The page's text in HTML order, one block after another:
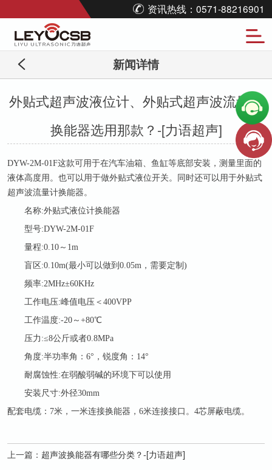
资讯热线：0571-88216901
新闻详情
外贴式超声波液位计、外贴式超声波流量计
换能器选用那款？-[力语超声]
DYW-2M-01F这款可用于在汽车油箱、鱼缸等底部安装，测量里面的
液体高度用。也可以用于做外贴式液位开关。同时还可以用于外贴式
超声波流量计换能器。
名称:外贴式液位计换能器
型号:DYW-2M-01F
量程:0.10～1m
盲区 :0.10m(最小可以做到0.05m，需要定制)
频率:2MHz±60KHz
工作电压:峰值电压＜400VPP
工作温度:-20～+80℃
压力 :≤8公斤或者0.8MPa
角度:半功率角：6°，锐度角：14°
耐腐蚀性:在弱酸弱碱的环境下可以使用
安装尺寸:外径30mm
配套电缆： 7米，一米连接换能器，6米连接接口。4芯屏蔽电缆。
上一篇： 超声波换能器有哪些分类？-[力语超声]